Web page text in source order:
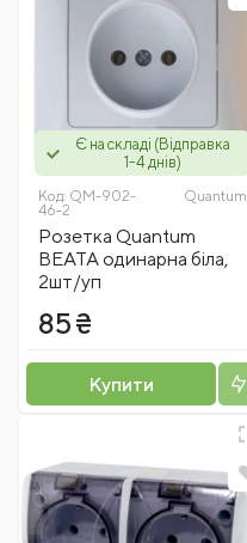
Є на складі (Відправка
1-4 днів)
Код: QM-902-
46-2
Quantum
Розетка Quantum
BEATA одинарна біла,
2шт/уп
85 ₴
Купити